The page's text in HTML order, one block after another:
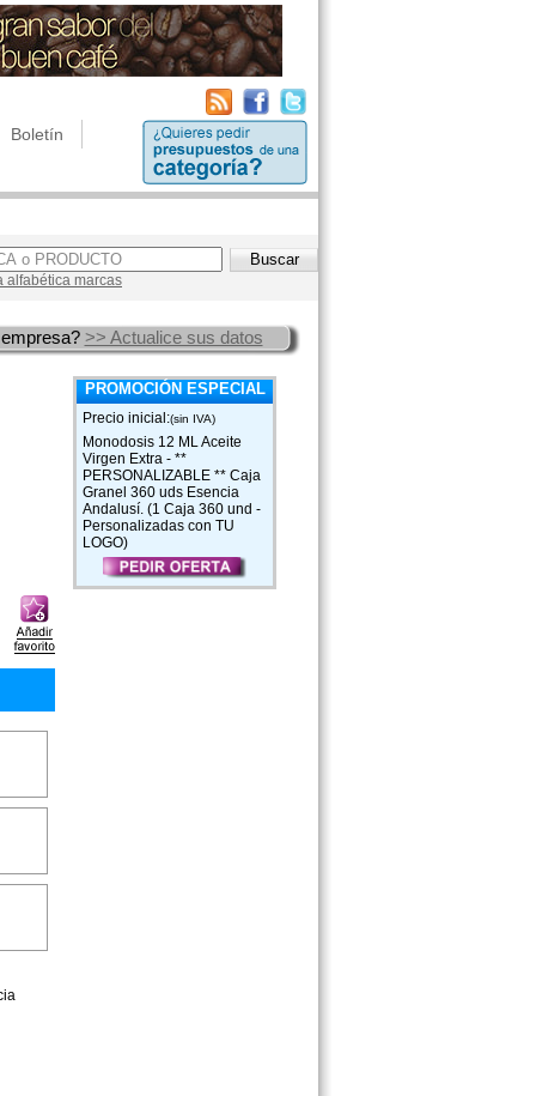
Boletín
alfabética marcas
>> Actualice sus datos
PROMOCIÓN ESPECIAL
Precio inicial:(sin IVA)
Monodosis 12 ML Aceite
Virgen Extra - **
PERSONALIZABLE ** Caja
Granel 360 uds Esencia
Andalusí. (1 Caja 360 und -
Personalizadas con TU
LOGO)